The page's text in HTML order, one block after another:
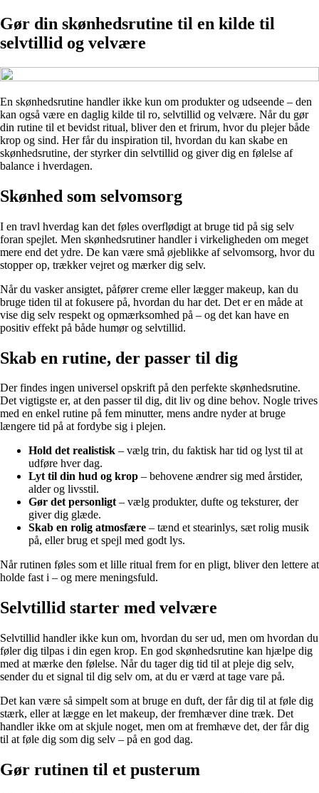
Gør din skønhedsrutine til en kilde til
selvtillid og velvære
En skønhedsrutine handler ikke kun om produkter og udseende – den
kan også være en daglig kilde til ro, selvtillid og velvære. Når du gør
din rutine til et bevidst ritual, bliver den et frirum, hvor du plejer både
krop og sind. Her får du inspiration til, hvordan du kan skabe en
skønhedsrutine, der styrker din selvtillid og giver dig en følelse af
balance i hverdagen.
Skønhed som selvomsorg
I en travl hverdag kan det føles overflødigt at bruge tid på sig selv
foran spejlet. Men skønhedsrutiner handler i virkeligheden om meget
mere end det ydre. De kan være små øjeblikke af selvomsorg, hvor du
stopper op, trækker vejret og mærker dig selv.
Når du vasker ansigtet, påfører creme eller lægger makeup, kan du
bruge tiden til at fokusere på, hvordan du har det. Det er en måde at
vise dig selv respekt og opmærksomhed på – og det kan have en
positiv effekt på både humør og selvtillid.
Skab en rutine, der passer til dig
Der findes ingen universel opskrift på den perfekte skønhedsrutine.
Det vigtigste er, at den passer til dig, dit liv og dine behov. Nogle trives
med en enkel rutine på fem minutter, mens andre nyder at bruge
længere tid på at fordybe sig i plejen.
Hold det realistisk – vælg trin, du faktisk har tid og lyst til at
udføre hver dag.
Lyt til din hud og krop – behovene ændrer sig med årstider,
alder og livsstil.
Gør det personligt– vælg produkter, dufte og teksturer, der
giver dig glæde.
Skab en rolig atmosfære – tænd et stearinlys, sæt rolig musik
på, eller brug et spejl med godt lys.
Når rutinen føles som et lille ritual frem for en pligt, bliver den lettere at
holde fast i – og mere meningsfuld.
Selvtillid starter med velvære
Selvtillid handler ikke kun om, hvordan du ser ud, men om hvordan du
føler dig tilpas i din egen krop. En god skønhedsrutine kan hjælpe dig
med at mærke den følelse. Når du tager dig tid til at pleje dig selv,
sender du et signal til dig selv om, at du er værd at tage vare på.
Det kan være så simpelt som at bruge en duft, der får dig til at føle dig
stærk, eller at lægge en let makeup, der fremhæver dine træk. Det
handler ikke om at skjule noget, men om at fremhæve det, der får dig
til at føle dig som dig selv – på en god dag.
Gør rutinen til et pusterum